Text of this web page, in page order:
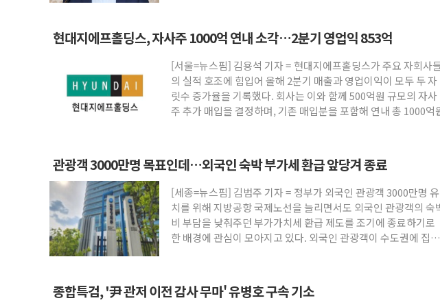
현대지에프홀딩스, 자사주 1000억 연내 소각…2분기 영업익 853억
[서울=뉴스핌] 김용석 기자 = 현대지에프홀딩스가 주요 자회사
의 실적 호조에 힘입어 올해 2분기 매출과 영업이익이 모두 두 자
릿수 증가율을 기록했다. 회사는 이와 함께 500억원 규모의 자사
주 추가 매입을 결정하며, 기존 매입분을 포함해 연내 총 1000억
관광객 3000만명 목표인데…외국인 숙박 부가세 환급 앞당겨 종료
[세종=뉴스핌] 김범주 기자 = 정부가 외국인 관광객 3000만명 유
치를 위해 지방공항 국제노선을 늘리면서도 외국인 관광객의 숙
비 부담을 낮춰주던 부가가치세 환급 제도를 조기에 종료하기로
한 배경에 관심이 모아지고 있다. 외국인 관광객이 수도권에 집중
종합특검, '尹 관저 이전 감사 무마' 유병호 구속 기소